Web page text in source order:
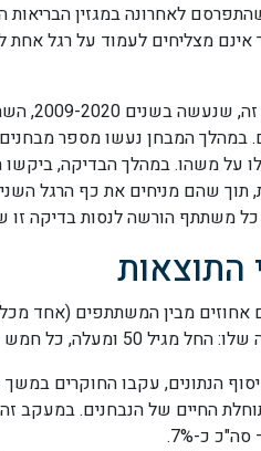
לאחרונה במגזין הבריאות
במהלך המבחן נעשו מספר
תוך שהם מניחים את כף הרגל
משתתף הורשה לנסות בדיקה
התוצאות
אחוזים מבין המשתתפים (אחד מכל
כל חמש שנים הכפילו את "סיכוייו" של הנבחן להיכשל בתרגיל.
הנתונים, עקבו החוקרים
כ-7%.